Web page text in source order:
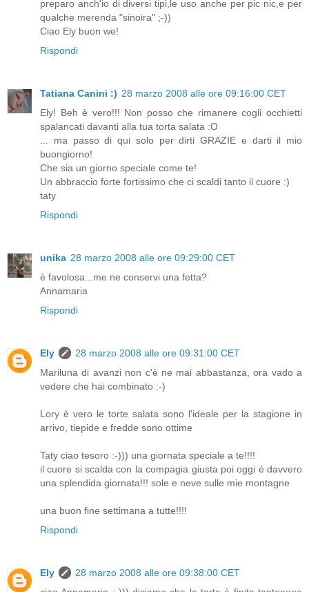
preparo anch'io di diversi tipi,le uso anche per pic nic,e per
qualche merenda "sinoira" ;-))
Ciao Ely buon we!
Rispondi
Tatiana Canini :) 28 marzo 2008 alle ore 09:16:00 CET
Ely! Beh è vero!!! Non posso che rimanere cogli occhietti
spalancati davanti alla tua torta salata :O
... ma passo di qui solo per dirti GRAZIE e darti il mio
buongiorno!
Che sia un giorno speciale come te!
Un abbraccio forte fortissimo che ci scaldi tanto il cuore :)
taty
Rispondi
unika 28 marzo 2008 alle ore 09:29:00 CET
è favolosa...me ne conservi una fetta?
Annamaria
Rispondi
Ely
28 marzo 2008 alle ore 09:31:00 CET
Mariluna di avanzi non c'è ne mai abbastanza, ora vado a
vedere che hai combinato :-)
Lory è vero le torte salata sono l'ideale per la stagione in
arrivo, tiepide e fredde sono ottime
Taty ciao tesoro :-))) una giornata speciale a te!!!!
il cuore si scalda con la compagia giusta poi oggi è davvero
una splendida giornata!!! sole e neve sulle mie montagne
una buon fine settimana a tutte!!!!
Rispondi
Ely
28 marzo 2008 alle ore 09:38:00 CET